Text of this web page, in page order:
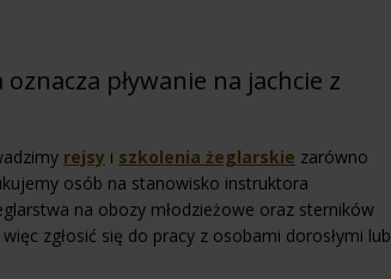
pływanie na jachcie z
rejsy i szkolenia żeglarskie zarówno
osób na stanowisko instruktora
na obozy młodzieżowe oraz sterników
zgłosić się do pracy z osobami dorosłymi lub